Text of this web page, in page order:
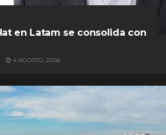
en Latam se consolida con
4 AGOSTO, 2026